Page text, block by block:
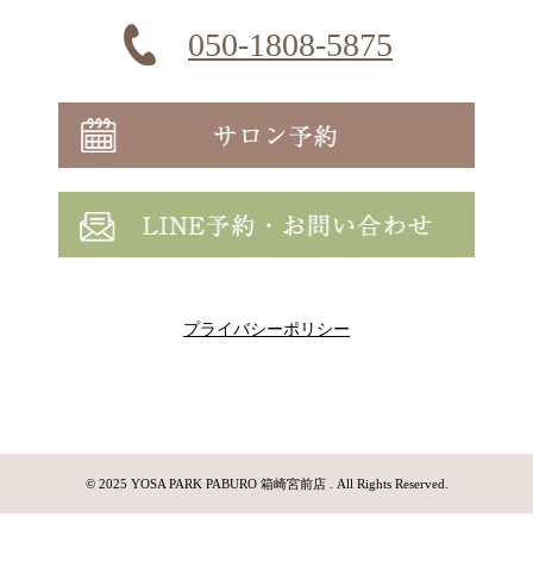
050-1808-5875
プライバシーポリシー
© 2025 YOSA PARK PABURO 箱崎宮前店 . All Rights Reserved.